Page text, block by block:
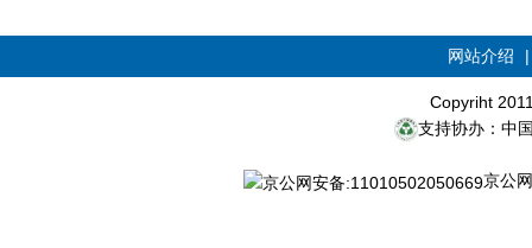
网站介绍
Copyriht
支持协办：中
京公